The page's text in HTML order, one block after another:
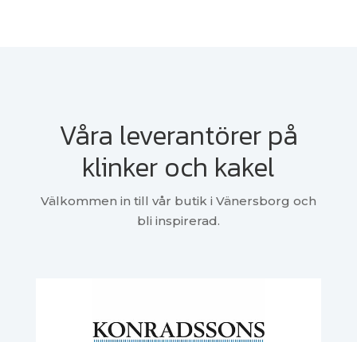
Våra leverantörer på
klinker och kakel
Välkommen in till vår butik i Vänersborg och
bli inspirerad.